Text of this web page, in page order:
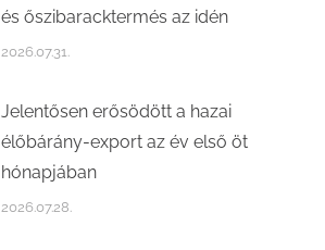
és őszibaracktermés az idén
2026.07.31.
Jelentősen erősödött a hazai
élőbárány-export az év első öt
hónapjában
2026.07.28.